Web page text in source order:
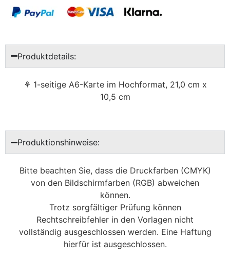
Produktdetails:
⚘ 1-seitige A6-Karte im Hochformat, 21,0 cm x
10,5 cm
Produktionshinweise:
Bitte beachten Sie, dass die Druckfarben (CMYK)
von den Bildschirmfarben (RGB) abweichen
können.
Trotz sorgfältiger Prüfung können
Rechtschreibfehler in den Vorlagen nicht
vollständig ausgeschlossen werden. Eine Haftung
hierfür ist ausgeschlossen.